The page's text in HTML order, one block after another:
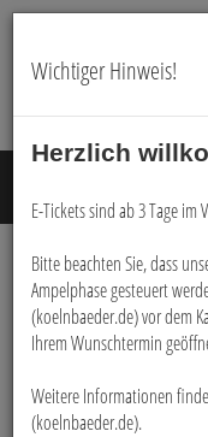
E-
Wichtiger Hinweis!
Herzlich
E-Tickets sind ab 3 Tage im
Bitte beachten Sie, dass
Ampelphase gesteuert
(koelnbaeder.de) vor dem
Ihrem Wunschtermin
Weitere Informationen
(koelnbaeder.de).